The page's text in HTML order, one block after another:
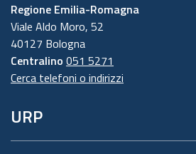
Regione Emilia-Romagna
Viale Aldo Moro, 52
40127 Bologna
Centralino 051 5271
Cerca telefoni o indirizzi
URP